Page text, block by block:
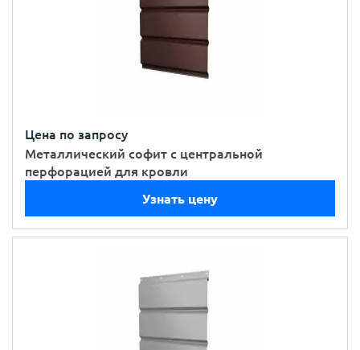
Цена по запросу
Металлический софит с центральной
перфорацией для кровли
Узнать цену